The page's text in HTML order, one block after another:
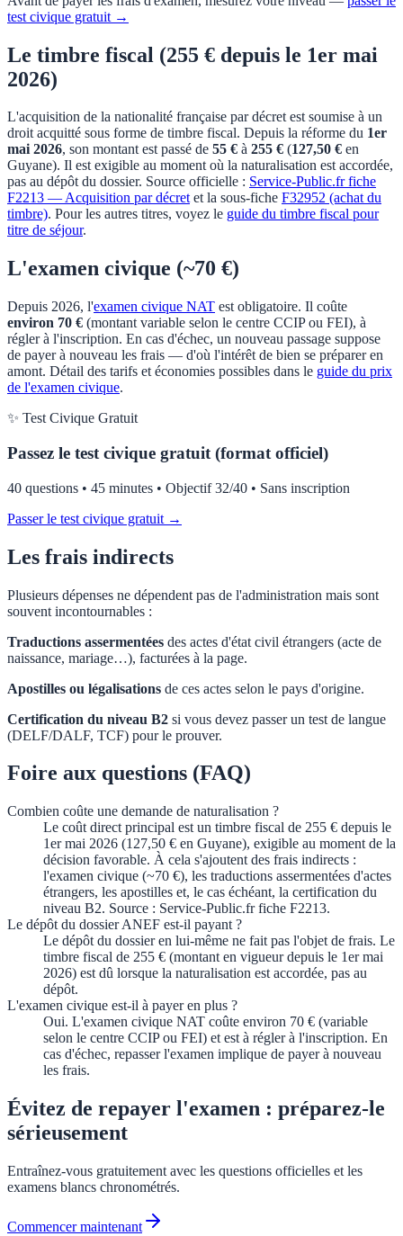
test civique gratuit →
Le timbre fiscal (255 € depuis le 1er mai
2026)
L'acquisition de la nationalité française par décret est soumise à un
droit acquitté sous forme de timbre fiscal. Depuis la réforme du 1er
mai 2026, son montant est passé de 55 € à 255 € (127,50 € en
Guyane). Il est exigible au moment où la naturalisation est accordée,
pas au dépôt du dossier. Source officielle : Service-Public.fr fiche
F2213 — Acquisition par décretet la sous-fiche F32952 (achat du
timbre). Pour les autres titres, voyez le guide du timbre fiscal pour
titre de séjour.
L'examen civique (~70 €)
Depuis 2026, l'examen civique NAT est obligatoire. Il coûte
environ 70 € (montant variable selon le centre CCIP ou FEI), à
régler à l'inscription. En cas d'échec, un nouveau passage suppose
de payer à nouveau les frais — d'où l'intérêt de bien se préparer en
amont. Détail des tarifs et économies possibles dans le guide du prix
de l'examen civique.
✨ Test Civique Gratuit
Passez le test civique gratuit (format officiel)
40 questions • 45 minutes • Objectif 32/40 • Sans inscription
Passer le test civique gratuit →
Les frais indirects
Plusieurs dépenses ne dépendent pas de l'administration mais sont
souvent incontournables :
Traductions assermentées des actes d'état civil étrangers (acte de
naissance, mariage…), facturées à la page.
Apostilles ou légalisations de ces actes selon le pays d'origine.
Certification du niveau B2 si vous devez passer un test de langue
(DELF/DALF, TCF) pour le prouver.
Foire aux questions (FAQ)
Combien coûte une demande de naturalisation ?
Le coût direct principal est un timbre fiscal de 255 € depuis le
1er mai 2026 (127,50 € en Guyane), exigible au moment de la
décision favorable. À cela s'ajoutent des frais indirects :
l'examen civique (~70 €), les traductions assermentées d'actes
étrangers, les apostilles et, le cas échéant, la certification du
niveau B2. Source : Service-Public.fr fiche F2213.
Le dépôt du dossier ANEF est-il payant ?
Le dépôt du dossier en lui-même ne fait pas l'objet de frais. Le
timbre fiscal de 255 € (montant en vigueur depuis le 1er mai
2026) est dû lorsque la naturalisation est accordée, pas au
dépôt.
L'examen civique est-il à payer en plus ?
Oui. L'examen civique NAT coûte environ 70 € (variable
selon le centre CCIP ou FEI) et est à régler à l'inscription. En
cas d'échec, repasser l'examen implique de payer à nouveau
les frais.
Évitez de repayer l'examen : préparez-le
sérieusement
Entraînez-vous gratuitement avec les questions officielles et les
examens blancs chronométrés.
Commencer maintenant